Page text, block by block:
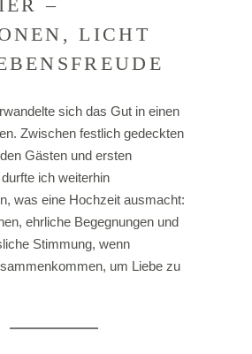
–
LICHT
sich das Gut in einen
Zwischen festlich gedeckten
Gästen und ersten
ich weiterhin
was eine Hochzeit ausmacht:
ehrliche Begegnungen und
Stimmung, wenn
um Liebe zu